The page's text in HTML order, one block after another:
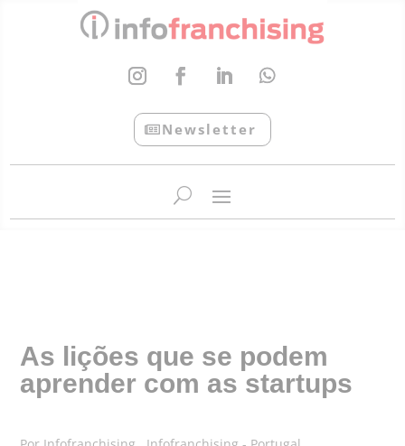
Newsletter
As lições que se podem
aprender com as startups